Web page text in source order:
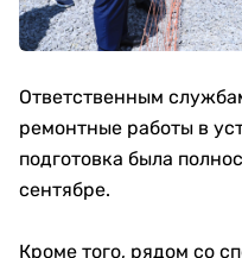
Ответственным
ремонтные работы в
подготовка была
сентябре.
Кроме того, рядом со